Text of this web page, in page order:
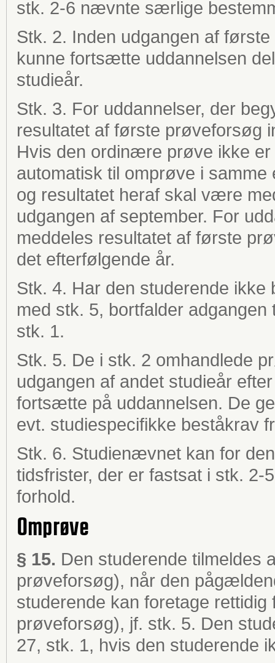
stk. 2-6 nævnte særlige
Stk. 2. Inden udgangen af
kunne fortsætte uddannelsen
studieår.
Stk. 3. For uddannelser, der
resultatet af første prøveforsøg
Hvis den ordinære prøve ikke
automatisk til omprøve i
og resultatet heraf skal være
udgangen af september. For
meddeles resultatet af første
det efterfølgende år.
Stk. 4. Har den studerende
med stk. 5, bortfalder
stk. 1.
Stk. 5. De i stk. 2 omhandlede
udgangen af andet studieår
fortsætte på uddannelsen. De
evt. studiespecifikke beståkrav
Stk. 6. Studienævnet kan for
tidsfrister, der er fastsat i stk.
forhold.
Omprøve
§ 15. Den studerende tilmeldes
prøveforsøg), når den
studerende kan foretage
prøveforsøg), jf. stk. 5. Den
27, stk. 1, hvis den studerende